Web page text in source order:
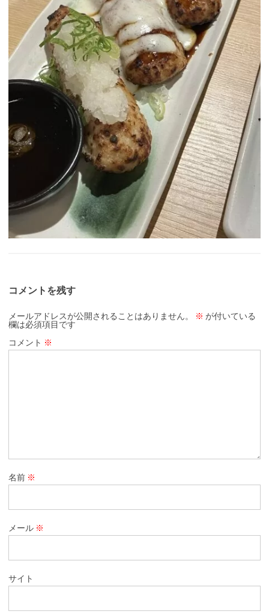
コメントを残す
メールアドレスが公開されることはありません。 ※ が付いている
欄は必須項目です
コメント ※
名前 ※
メール ※
サイト